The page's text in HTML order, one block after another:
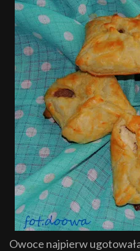
Owoce najpierw